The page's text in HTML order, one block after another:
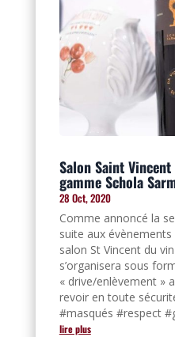
Salon Saint
gamme Schola
28 Oct, 2020
Comme annoncé la
suite aux
salon St Vincent du
s’organisera sous
« drive/enlèvement »
revoir en toute
#masqués #respect
lire plus